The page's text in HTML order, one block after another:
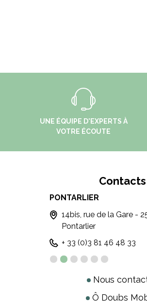
UNE ÉQUIPE D'EXPERTS À
VOTRE ÉCOUTE
Contacts
PONTARLIER
14bis, rue de la Gare -
Pontarlier
+ 33 (0)3 81 46 48 33
Nous
Ô Doubs